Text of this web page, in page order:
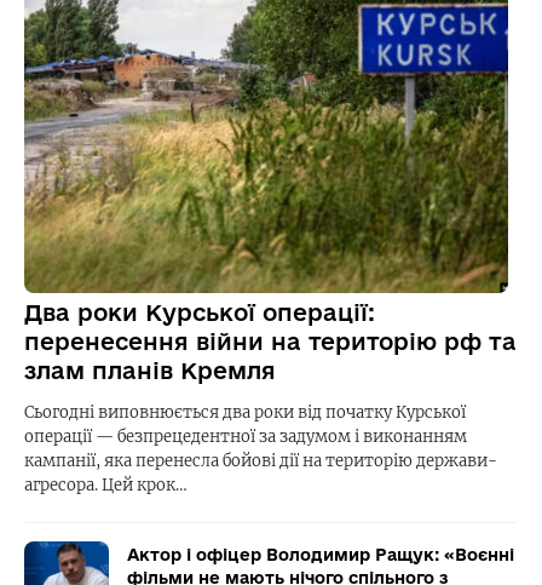
Два роки Курської операції:
перенесення війни на територію рф та
злам планів Кремля
Сьогодні виповнюється два роки від початку Курської
операції — безпрецедентної за задумом і виконанням
кампанії, яка перенесла бойові дії на територію держави-
агресора. Цей крок…
Актор і офіцер Володимир Ращук: «Воєнні
фільми не мають нічого спільного з